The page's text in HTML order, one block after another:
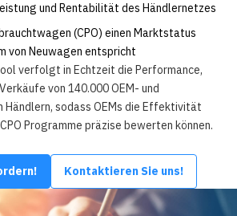
und Rentabilität des Händlernetzes
(CPO) einen Marktstatus
von Neuwagen entspricht
verfolgt in Echtzeit die Performance,
von 140.000 OEM- und
Händlern, sodass OEMs die Effektivität
Programme präzise bewerten können.
Kontaktieren Sie uns!